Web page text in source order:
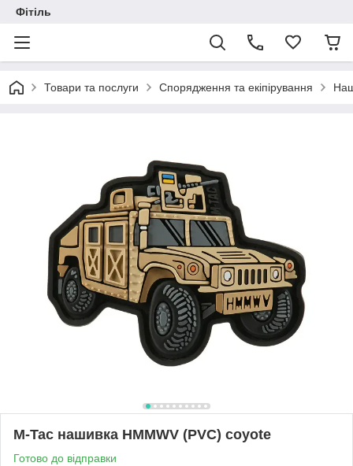
Фітіль
Товари та послуги Спорядження та екіпірування
M-Tac нашивка HMMWV (PVC) coyote
Готово до відправки